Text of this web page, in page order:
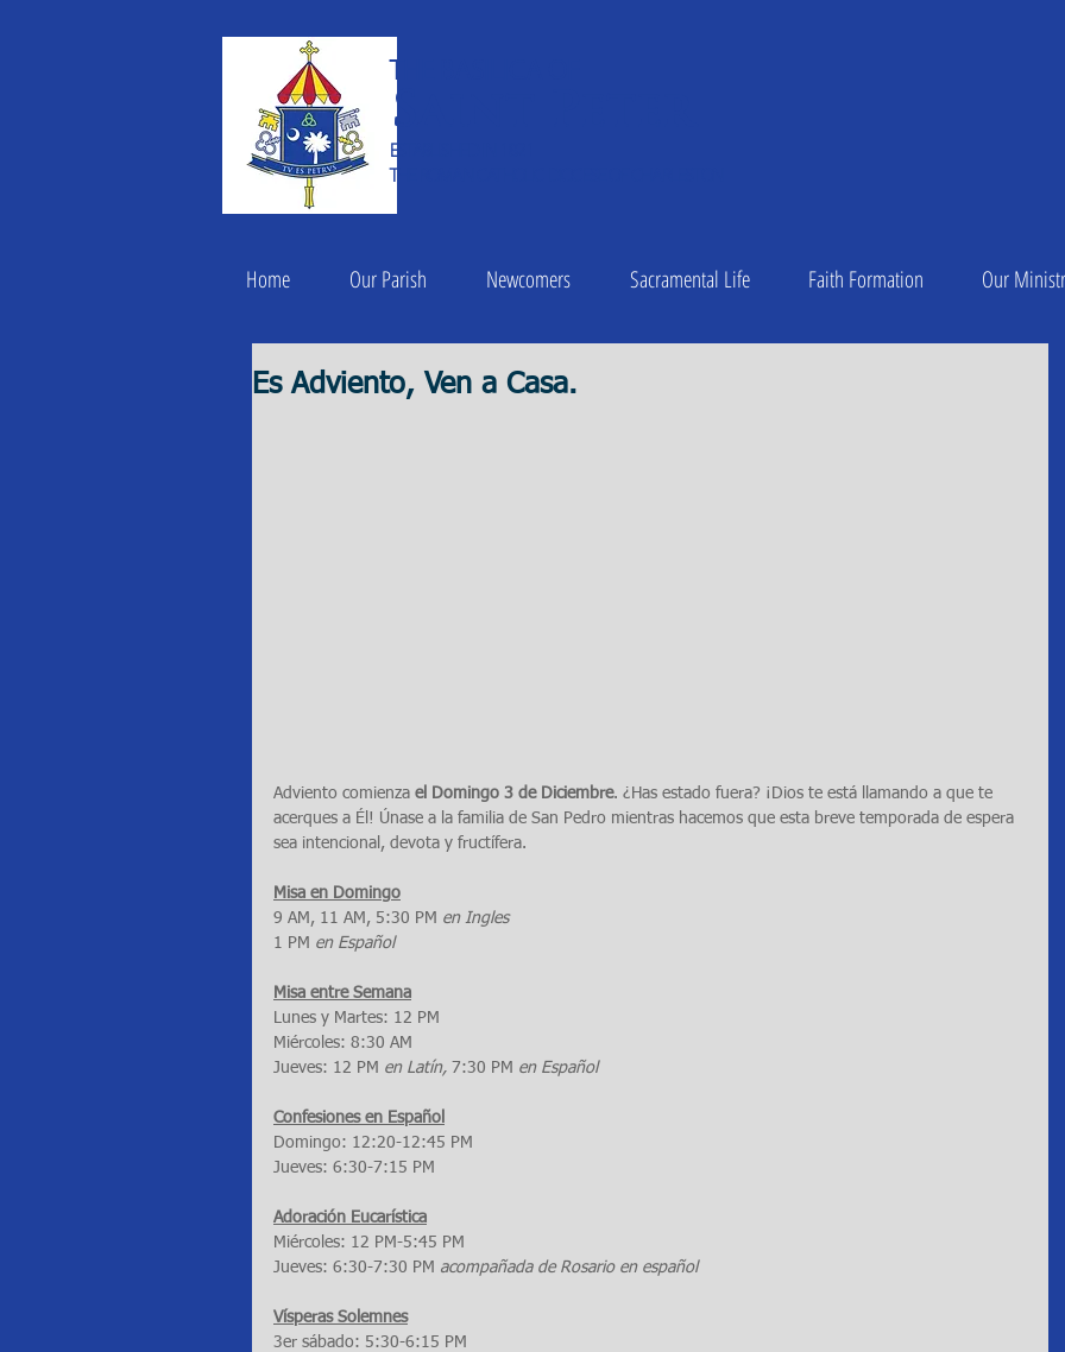
THE BASILICA OF
Saint Peter
ESTABLISHED IN 1821
Home Our Parish Newcomers Sacramental Life Faith Formation Our
Es Adviento, Ven a Casa.
Adviento comienza el Domingo 3 de Diciembre. ¿Has estado fuera? ¡Dios te está llamando a que te
acerques a Él! Únase a la familia de San Pedro mientras hacemos que esta breve temporada de espera
sea intencional, devota y fructífera.
Misa en Domingo
9 AM, 11 AM, 5:30 PM en Ingles
1 PM en Español
Misa entre Semana
Lunes y Martes: 12 PM
Miércoles: 8:30 AM
Jueves: 12 PM en Latín, 7:30 PM en Español
Confesiones en Español
Domingo: 12:20-12:45 PM
Jueves: 6:30-7:15 PM
Adoración Eucarística
Miércoles: 12 PM-5:45 PM
Jueves: 6:30-7:30 PM acompañada de Rosario en español
Vísperas Solemnes
3er sábado: 5:30-6:15 PM